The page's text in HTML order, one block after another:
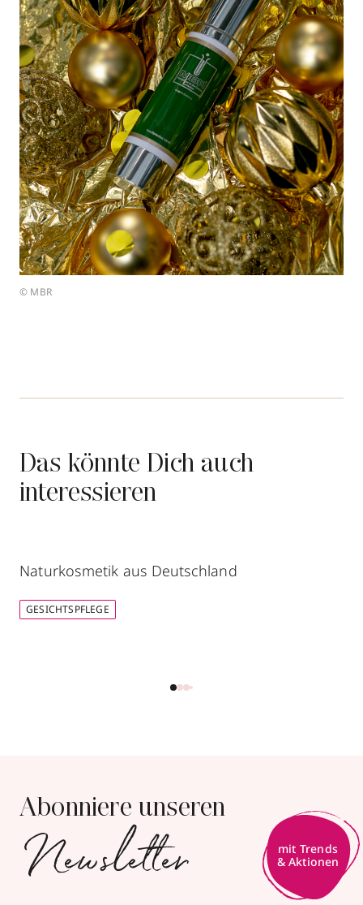
© MBR
Das könnte Dich auch
interessieren
Naturkosmetik aus Deutschland
GESICHTSPFLEGE
Abonniere unseren
Newsletter